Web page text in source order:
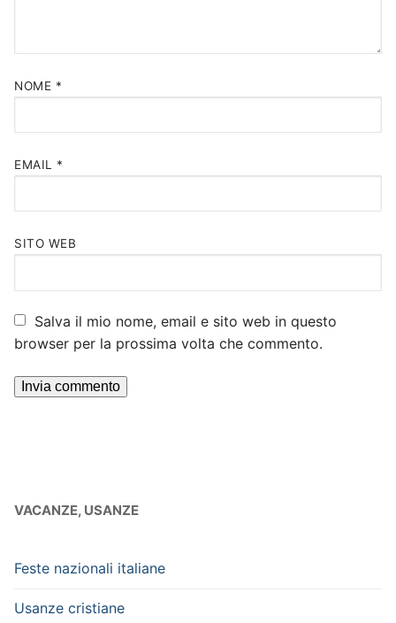
NOME *
EMAIL *
SITO WEB
Salva il mio nome, email e sito web in questo
browser per la prossima volta che commento.
VACANZE, USANZE
Feste nazionali italiane
Usanze cristiane